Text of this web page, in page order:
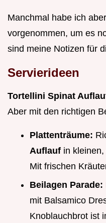
Manchmal habe ich
vorgenommen, um es
sind meine Notizen für
Servierideen
Tortellini Spinat
Aber mit den richtigen
Plattenträume:
Auflauf in
Mit frischen
Beilagen Parade:
mit Balsamico
Knoblauchbrot ist